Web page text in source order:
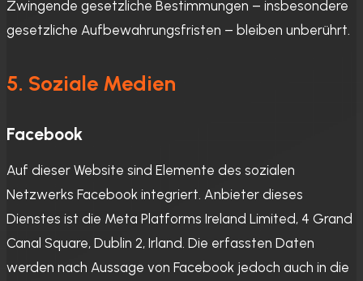
Zwingende gesetzliche Bestimmungen – insbesondere
gesetzliche Aufbewahrungsfristen – bleiben unberührt.
5. Soziale Medien
Facebook
Auf dieser Website sind Elemente des sozialen
Netzwerks Facebook integriert. Anbieter dieses
Dienstes ist die Meta Platforms Ireland Limited, 4 Grand
Canal Square, Dublin 2, Irland. Die erfassten Daten
werden nach Aussage von Facebook jedoch auch in die